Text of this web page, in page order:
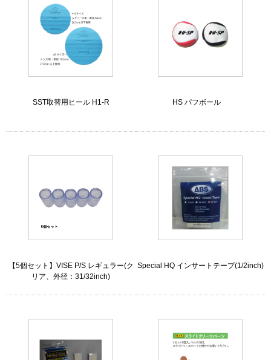
SST取替用ヒール H1-R HS パフボール
【5個セット】VISE P/S レギュラー(ク
リア、外径：31/32inch)
Special HQ インサートテープ(1/2inch)